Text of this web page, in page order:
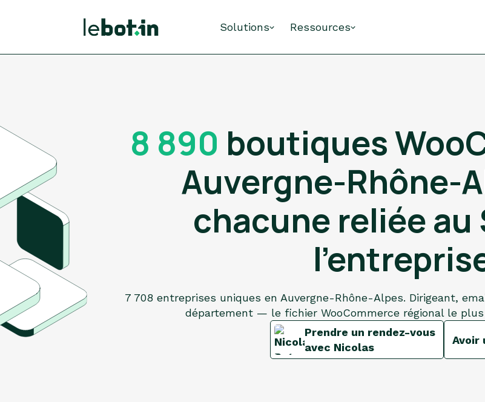
Solutions Ressources
8 890 boutiques
Auvergne-Rhône-
chacune reliée au
7 708 entreprises uniques en Auvergne-Rhône-Alpes. Dirigeant,
département — le fichier WooCommerce régional le
Prendre un rendez-vous
avec Nicolas
Avoir